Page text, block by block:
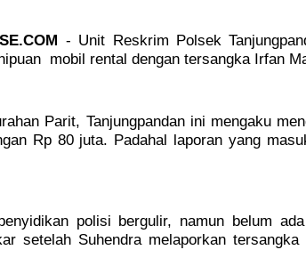
- Unit Reskrim Polsek
mobil rental dengan tersangka Irfan
Parit, Tanjungpandan ini mengaku
Rp 80 juta. Padahal laporan yang
polisi bergulir, namun belum
setelah Suhendra melaporkan